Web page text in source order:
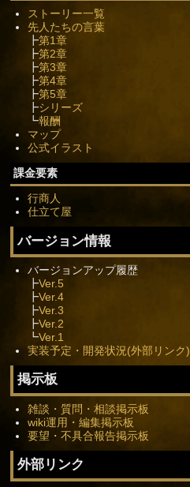
ストーリー一覧
先人たちの言葉
┣第1章
┣第2章
┣第3章
┣第4章
┣第5章
┣シリーズ
┗報酬
マップ
公式イラスト
課金要素
行商人
仕立て屋
バージョン情報
バージョンアップ履歴
┣Ver.5
┣Ver.4
┣Ver.3
┣Ver.2
┗Ver.1
実装予定・開発状況(外部リンク)
掲示板
雑談・質問・相談掲示板
wiki運用・編集掲示板
要望・不具合報告掲示板
外部リンク